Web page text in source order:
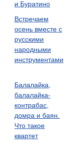
и Буратино
Встречаем
осень вместе с
русскими
народными
инструментами
Балалайка,
балалайка-
контрабас,
домра и баян.
Что такое
квартет